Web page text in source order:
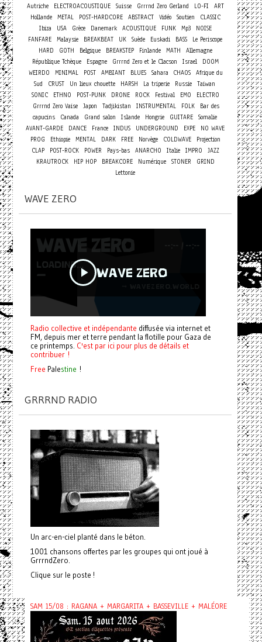
Autriche
ELECTROACOUSTIQUE Suisse Grrrnd Zero Gerland LO-FI
ART
Hollande
METAL POST-HARDCORE ABSTRACT Vidéo Soutien
CLASSIC
Ibiza
USA Grèce Danemark ACOUSTIQUE FUNK Mp3
NOISE
FANFARE Malaysie BREAKBEAT UK Suède Euskadi BASS
Le Periscope
HARD
GOTH Belgique BREAKSTEP Finlande MATH
Allemagne
République Tchèque
Espagne Grrrnd Zero et le Clacson Israel
DOOM
WEIRDO
MINIMAL POST AMBIANT BLUES Sahara CHAOS Afrique du
Sud
CRUST Un lieux chouette HARSH La triperie Russie Taiwan
SONIC
ETHNO POST-PUNK DRONE ROCK Festival EMO
ELECTRO
Grrrnd Zero Vaise
Japon Tadjikistan INSTRUMENTAL FOLK
Bar des
capucins
Canada Grand salon Islande Hongrie GUITARE
Somalie
AVANT-GARDE
DANCE France INDUS UNDERGROUND EXPE
NO WAVE
PROG
Ethiopie MENTAL DARK FREE Norvège COLDWAVE
Projection
CLAP
POST-ROCK POWER Pays-bas ANARCHO Italie IMPRO
JAZZ
KRAUTROCK
HIP HOP BREAKCORE Numérique STONER
GRIND
Lettonie
WAVE ZERO
Radio collective et indépendante diffusée via internet et
FM, depuis mer et terre pendant la flotille pour Gaza de
ce printemps. C'est par ici pour plus de détails et
contribuer !
Free Palestine !
GRRRND RADIO
Un arc-en-ciel planté dans le béton.
1001 chansons offertes par les groupes qui ont joué à
GrrrndZero.
Clique sur le poste !
SAM 15/08 : RAGANA + MARGARITA + BASSEVILLE + MALÉORE